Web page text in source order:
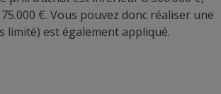
€. Vous pouvez donc réaliser une
limité) est également appliqué.